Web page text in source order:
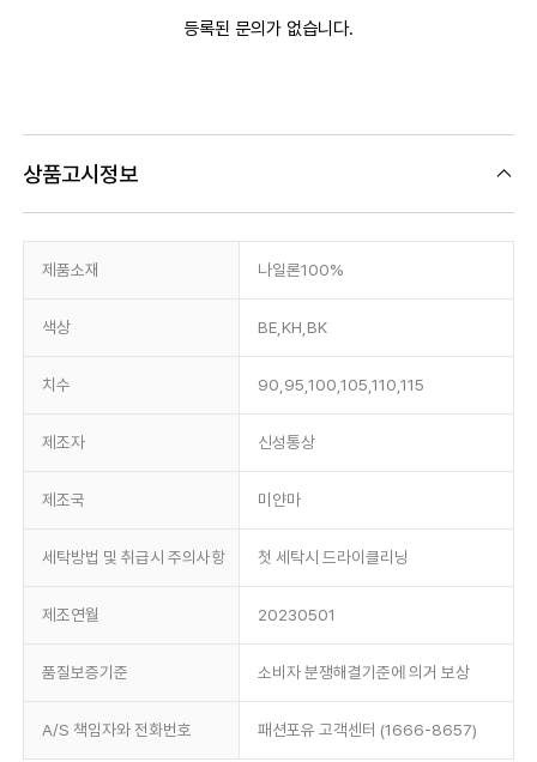
등록된 문의가 없습니다.
상품고시정보
제품소재 나일론100%
색상 BE,KH,BK
치수 90,95,100,105,110,115
제조자 신성통상
제조국 미얀마
세탁방법 및 취급시 주의사항 첫 세탁시 드라이클리닝
제조연월 20230501
품질보증기준 소비자 분쟁해결기준에 의거 보상
A/S 책임자와 전화번호 패션포유 고객센터 (1666-8657)